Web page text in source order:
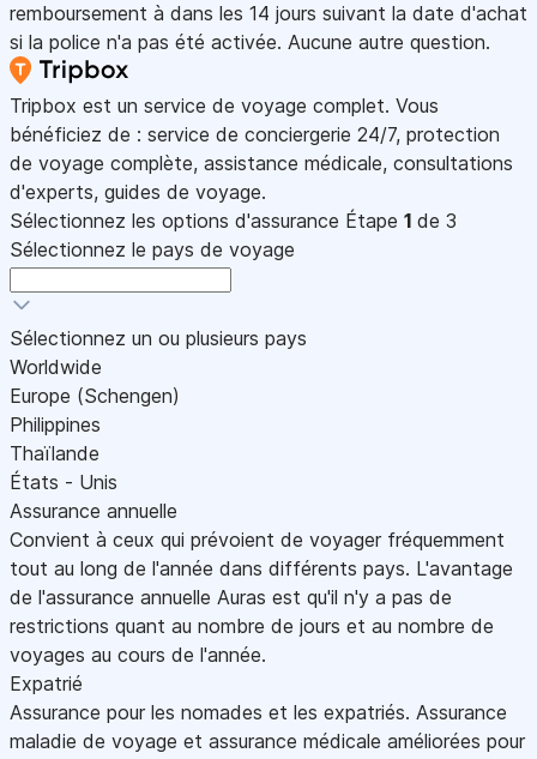
remboursement à dans les 14 jours suivant la date d'achat
si la police n'a pas été activée. Aucune autre question.
Tripbox est un service de voyage complet. Vous
bénéficiez de : service de conciergerie 24/7, protection
de voyage complète, assistance médicale, consultations
d'experts, guides de voyage.
Sélectionnez les options d'assurance Étape 1 de 3
Sélectionnez le pays de voyage
Sélectionnez un ou plusieurs pays
Worldwide
Europe (Schengen)
Philippines
Thaïlande
États - Unis
Assurance annuelle
Convient à ceux qui prévoient de voyager fréquemment
tout au long de l'année dans différents pays. L'avantage
de l'assurance annuelle Auras est qu'il n'y a pas de
restrictions quant au nombre de jours et au nombre de
voyages au cours de l'année.
Expatrié
Assurance pour les nomades et les expatriés. Assurance
maladie de voyage et assurance médicale améliorées pour